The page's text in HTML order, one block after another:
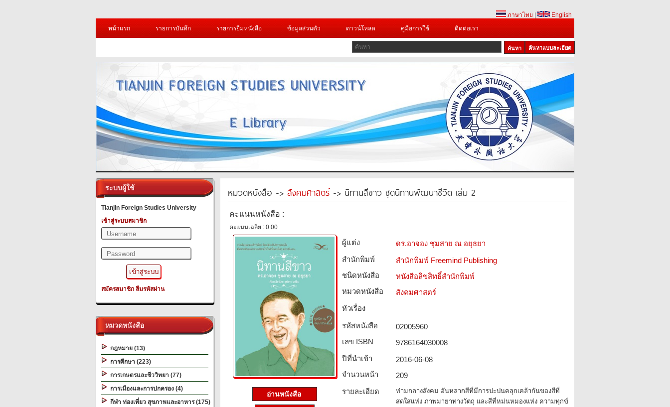
ภาษาไทย
English
หน้าแรก
รายการบันทึก รายการยืมหนังสือ ข้อมูลส่วนตัว ดาวน์โหลด คู่มือการใช้ ติดต่อเรา
ค้นหาแบบละเอียด
ระบบผู้ใช้
Tianjin Foreign Studies University
เข้าสู่ระบบสมาชิก
สมัครสมาชิก ลืมรหัสผ่าน
หมวดหนังสือ
กฎหมาย (13)
การศึกษา (223)
การเกษตรและชีววิทยา (77)
การเมืองและการปกครอง (4)
กีฬา ท่องเที่ยว สุขภาพและอาหาร (175)
หมวดหนังสือ -> สังคมศาสตร์-> นิทานสีขาว ชุดนิทานพัฒนาชีวิต เล่ม 2
คะแนนหนังสือ :
คะแนนเฉลี่ย : 0.00
อ่านหนังสือ
ผู้แต่ง
ดร.อาจอง ชุมสาย ณ อยุธยา
สำนักพิมพ์
สำนักพิมพ์ Freemind Publishing
ชนิดหนังสือ­
หนังสือลิขสิทธิ์สำนักพิมพ์
หมวดหนังสือ­
สังคมศาสตร์
หัวเรื่อง
รหัสหนังสือ­
02005960
เลข ISBN
9786164030008
ปีที่นำเข้า
2016-06-08
จำนวนหน้า
209
รายละเอียด
ท่ามกลางสังคม อันหลากสีที่มีการปะปนคลุกเคล้ากันของสีที่
สดใสแห่ง ภาพมายาทางวัตถุ และสีที่หม่นหมองแห่ง ความทุกข์